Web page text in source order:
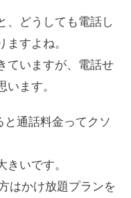
、どうしても電話し
すよね。
ていますが、電話せ
ます。
通話料金ってクソ
いです。
はかけ放題プランを